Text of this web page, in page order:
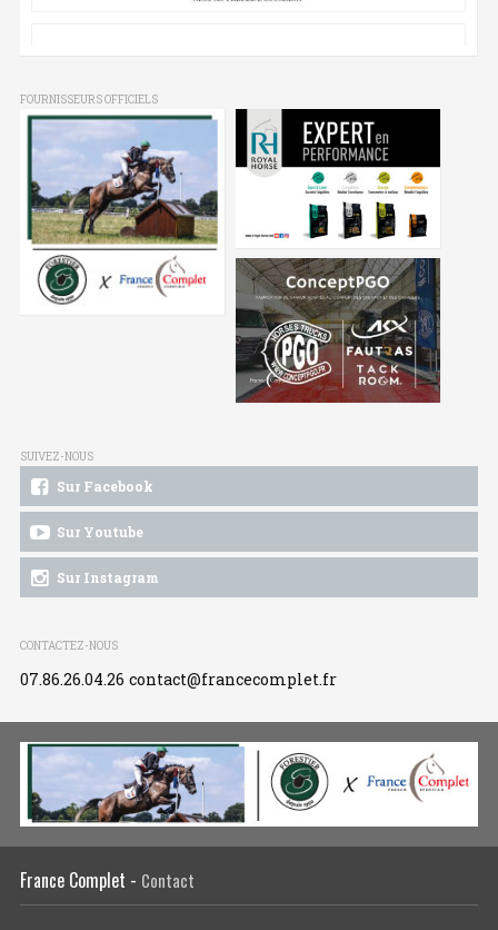
FOURNISSEURS OFFICIELS
SUIVEZ-NOUS
Sur Facebook
Sur Youtube
Sur Instagram
CONTACTEZ-NOUS
07.86.26.04.26 contact@francecomplet.fr
France Complet - Contact